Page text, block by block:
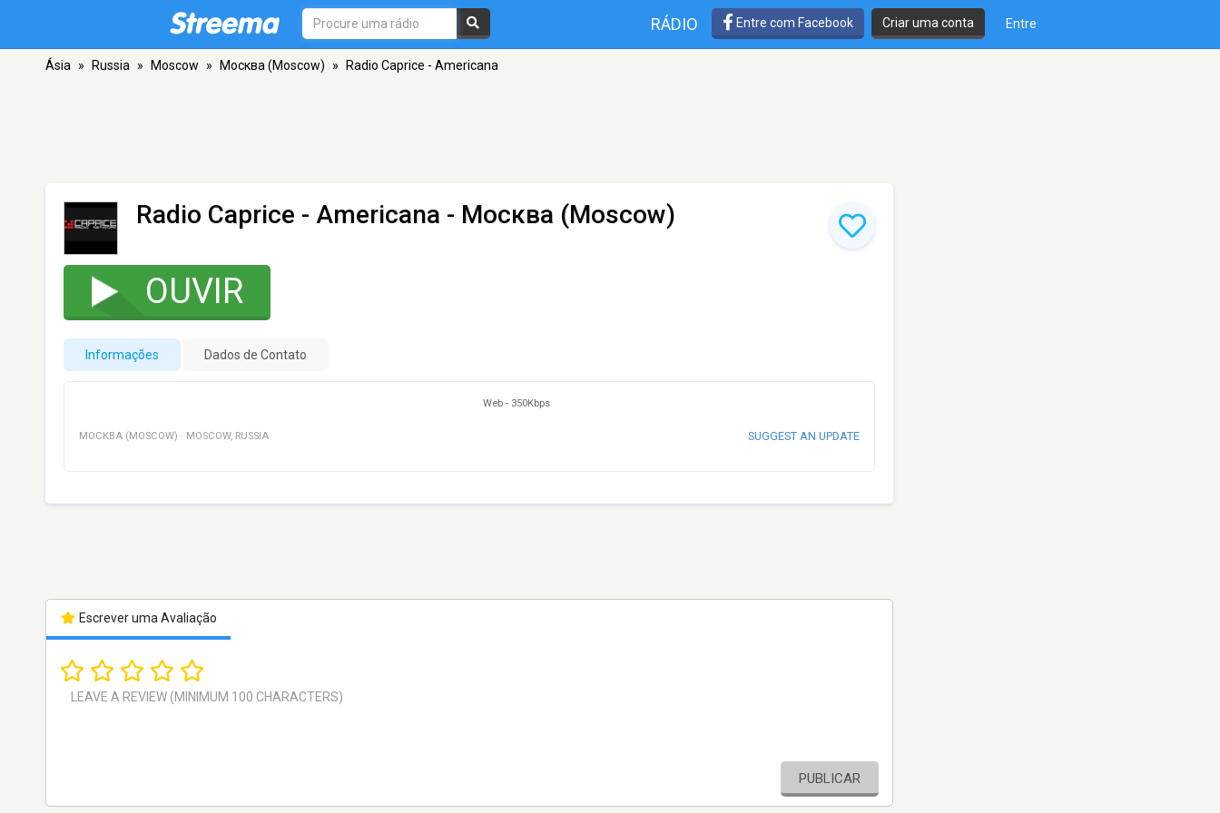
RÁDIO Entre com Facebook Criar uma conta Entre
Ásia » Russia » Moscow » Москва (Moscow) » Radio Caprice - Americana
Radio Caprice - Americana - Москва (Moscow)
OUVIR
Informações Dados de Contato
Web - 350Kbps
МОСКВА (MOSCOW) · MOSCOW, RUSSIA SUGGEST AN UPDATE
Escrever uma Avaliação
PUBLICAR